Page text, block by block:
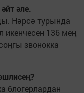
әле.
Нәрсә турында
икенчесен 136 мең
звонокка
блогерлардан